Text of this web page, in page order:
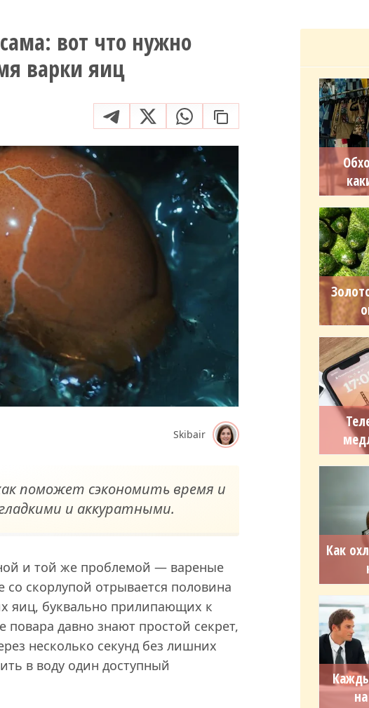
вот что нужно
варки яиц
Skibair
поможет сэкономить время и
и аккуратными.
и той же проблемой — вареные
со скорлупой отрывается половина
яиц, буквально прилипающих к
давно знают простой секрет,
несколько секунд без лишних
в воду один доступный
Как